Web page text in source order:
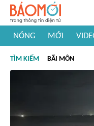
NÓNG MỚI
#Khám phá Việt Nam
TÌM KIẾM BÃI MÔN